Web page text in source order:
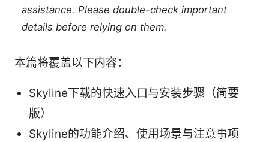
assistance. Please double-check important
details before relying on them.
本篇将覆盖以下内容：
Skyline下载的快速入口与安装步骤（简要
版）
Skyline的功能介绍、使用场景与注意事项